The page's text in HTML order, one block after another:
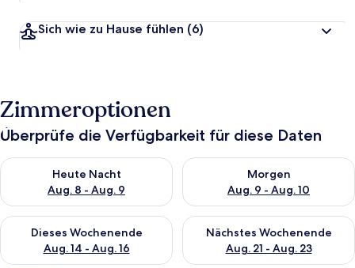
Sich wie zu Hause fühlen (6)
Zimmeroptionen
Überprüfe die Verfügbarkeit für diese Daten
Heute Nacht
Aug. 8 - Aug. 9
Überprüfe die Verfügbarkeit für heute Nacht, Aug. 8 - Aug. 9.
Morgen
Aug. 9 - Aug. 10
Überprüfe die Verfügbarkeit
Dieses Wochenende
Aug. 14 - Aug. 16
Überprüfe die Verfügbarkeit für dieses Wochenende, Aug. 14
Nächstes Wochenende
Aug. 21 - Aug. 23
Überprüfe die Verfügbarkeit